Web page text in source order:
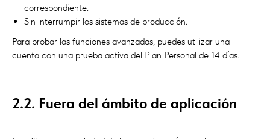
correspondiente.
Sin interrumpir los sistemas de producción.
Para probar las funciones avanzadas, puedes utilizar una
cuenta con una prueba activa del Plan Personal de 14 días.
2.2. Fuera del ámbito de aplicación